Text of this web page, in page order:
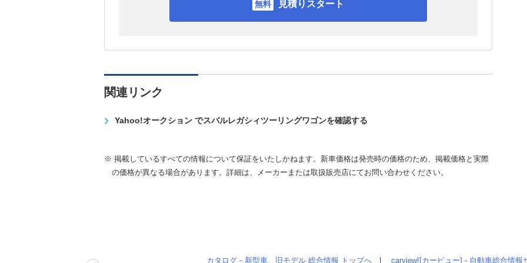
見積りスタート
関連リンク
Yahoo!オークション でスバルレガシィツーリングワゴンを確認する
※ 掲載しているすべての情報について保証をいたしかねます。新車価格は発売時の価格のため、掲載価格と実際
の価格が異なる場合があります。詳細は、メーカーまたは取扱販売店にてお問い合わせください。
カタログ－新型車、旧モデル 総合情報 トップへ carview![カービュー] - 自動車総合情